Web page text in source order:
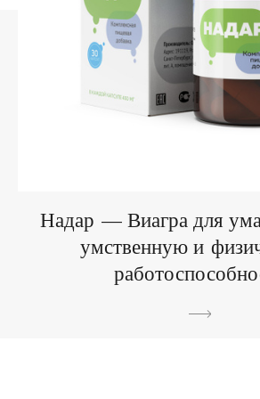
Надар — Виагра для
умственную и